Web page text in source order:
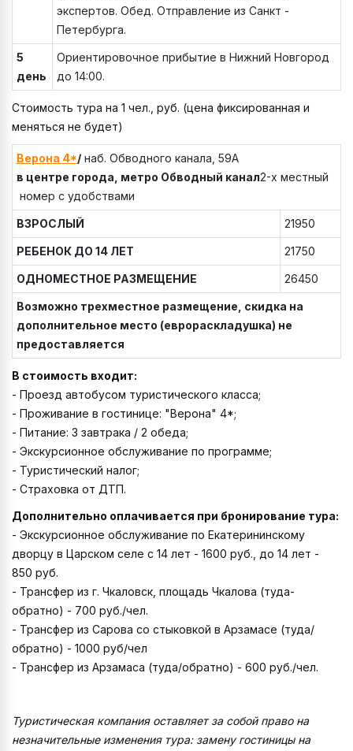
экспертов. Обед. Отправление из Санкт -
Петербурга.
5
день
Ориентировочное прибытие в Нижний Новгород
до 14:00.
Стоимость тура на 1 чел., руб. (цена фиксированная и
меняться не будет)
Верона 4*/ наб. Обводного канала, 59А
в центре города, метро Обводный канал2-х местный
номер с удобствами
ВЗРОСЛЫЙ 21950
РЕБЕНОК ДО 14 ЛЕТ 21750
ОДНОМЕСТНОЕ РАЗМЕЩЕНИЕ 26450
Возможно трехместное размещение, скидка на
дополнительное место (еврораскладушка) не
предоставляется
В стоимость входит:
- Проезд автобусом туристического класса;
- Проживание в гостинице: "Верона" 4*;
- Питание: 3 завтрака / 2 обеда;
- Экскурсионное обслуживание по программе;
- Туристический налог;
- Страховка от ДТП.
Дополнительно оплачивается при бронирование тура:
- Экскурсионное обслуживание по Екатерининскому
дворцу в Царском селе с 14 лет - 1600 руб., до 14 лет -
850 руб.
- Трансфер из г. Чкаловск, площадь Чкалова (туда-
обратно) - 700 руб./чел.
- Трансфер из Сарова со стыковкой в Арзамасе (туда/
обратно) - 1000 руб/чел
- Трансфер из Арзамаса (туда/обратно) - 600 руб./чел.
Туристическая компания оставляет за собой право на
незначительные изменения тура: замену гостиницы на